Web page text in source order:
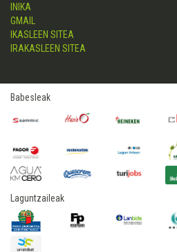
INIKA
GMAIL
IKASLEEN SITEA
IRAKASLEEN SITEA
Babesleak
Laguntzaileak